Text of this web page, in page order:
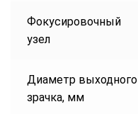
Фокусировочный
узел
Диаметр выходного
зрачка, мм